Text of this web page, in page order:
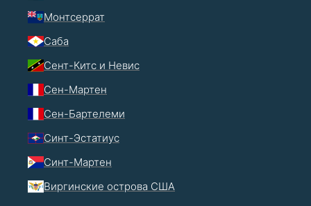
Монтсеррат
Саба
Сент-Китс и Невис
Сен-Мартен
Сен-Бартелеми
Синт-Эстатиус
Синт-Мартен
Виргинские острова США